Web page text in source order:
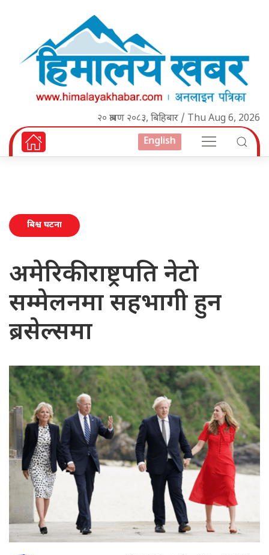
२० श्रावण २०८३, बिहिबार / Thu Aug 6, 2026
English
बिश्व घटना
अमेरिकी राष्ट्रपति नेटो
सम्मेलनमा सहभागी हुन
ब्रसेल्समा